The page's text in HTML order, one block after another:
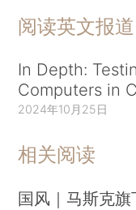
阅读英文报道
In Depth:
Computers in
2024年10月25日
相关阅读
国风｜马斯克